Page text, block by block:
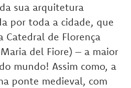
sua arquitetura
por toda a cidade, que
Catedral de Florença
del Fiore) – a maior
mundo! Assim como, a
ponte medieval, com